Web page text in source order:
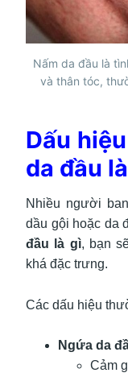
Nấm da đầu là
và thân tóc,
Dấu
da đầu
Nhiều người
dầu gội hoặc da
đầu là gì, bạn
khá đặc trưng.
Các dấu hiệu
Ngứa da
Cảm